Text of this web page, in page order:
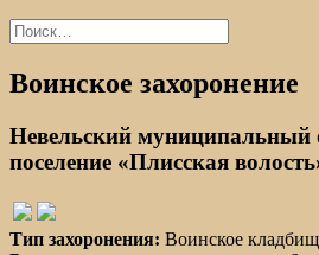
Найти:
Воинское захоронение
Невельский муниципальный
поселение «Плисская
Тип захоронения: Воинское